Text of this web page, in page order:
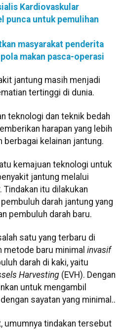
Kardiovaskular
punca untuk pemulihan
masyarakat penderita
makan pasca-operasi
jantung masih menjadi
tertinggi di dunia.
teknologi dan teknik bedah
harapan yang lebih
berbagai kelainan jantung.
kemajuan teknologi untuk
jantung melalui
Tindakan itu dilakukan
darah jantung yang
pembuluh darah baru.
satu yang terbaru di
metode baru minimal invasif
darah di kaki, yaitu
Harvesting (EVH). Dengan
untuk mengambil
sayatan yang minimal..
umumnya tindakan tersebut